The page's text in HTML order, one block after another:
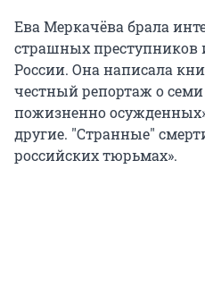
Ева Меркачёва брала
страшных преступников
России. Она написала
честный репортаж о
пожизненно
другие. "Странные"
российских тюрьмах».